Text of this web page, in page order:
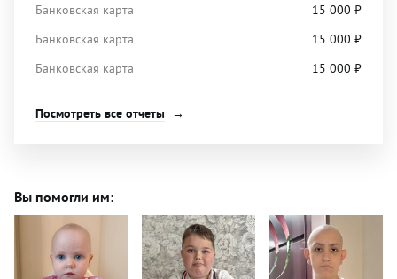
Банковская карта
15 000 ₽
Банковская карта
15 000 ₽
Банковская карта
15 000 ₽
Посмотреть все отчеты
Вы помогли им: